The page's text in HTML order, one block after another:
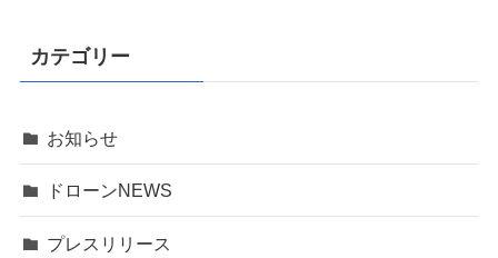
カテゴリー
お知らせ
ドローンNEWS
プレスリリース